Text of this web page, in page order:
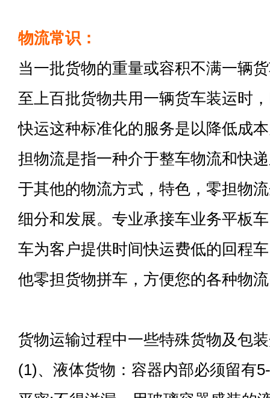
物流常识：
当一批货物的重量或容积不满一辆
至上百批货物共用一辆货车装运时
快运这种标准化的服务是以降低成
担物流是指一种介于整车物流和快
于其他的物流方式，特色，零担物
细分和发展。专业承接车业务平板
车为客户提供时间快运费低的回程
他零担货物拼车，方便您的各种物
货物运输过程中一些特殊货物及包
(1)、液体货物：容器内部必须留有